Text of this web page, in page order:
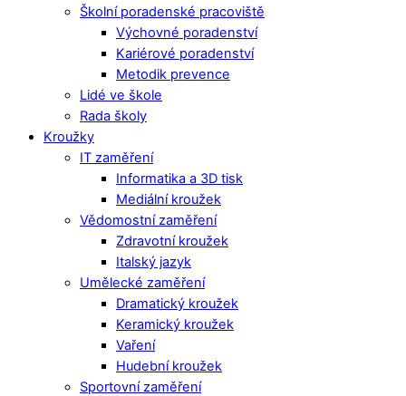
Školní poradenské pracoviště
Výchovné poradenství
Kariérové poradenství
Metodik prevence
Lidé ve škole
Rada školy
Kroužky
IT zaměření
Informatika a 3D tisk
Mediální kroužek
Vědomostní zaměření
Zdravotní kroužek
Italský jazyk
Umělecké zaměření
Dramatický kroužek
Keramický kroužek
Vaření
Hudební kroužek
Sportovní zaměření